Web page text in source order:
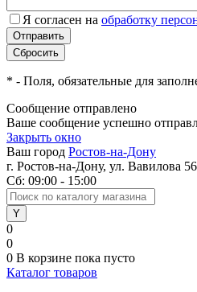
Я согласен на обработку
* - Поля, обязательные для
Сообщение отправлено
Ваше сообщение успешно
Закрыть окно
Ваш город Ростов-на-Дону
г. Ростов-на-Дону, ул. Вавилова 56
Сб: 09:00 - 15:00
0
0
0 В корзине пока пусто
Каталог товаров